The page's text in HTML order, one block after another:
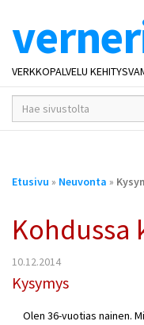
VERKKOPALVELU
hakusana(t)
*
Olet
Etusivu » Neuvonta »
Kohdussa
10.12.2014
Kysymys
Olen 36-vuotias nainen.